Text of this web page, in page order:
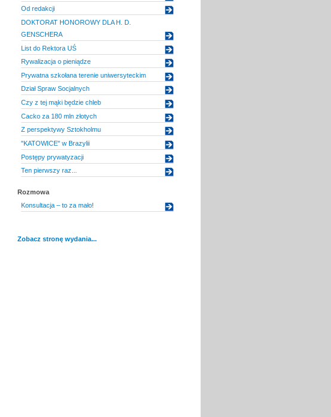
Od redakcji
DOKTORAT HONOROWY DLA H. D.
GENSCHERA
List do Rektora UŚ
Rywalizacja o pieniądze
Prywatna szkołana terenie uniwersyteckim
Dział Spraw Socjalnych
Czy z tej mąki będzie chleb
Cacko za 180 mln złotych
Z perspektywy Sztokholmu
"KATOWICE" w Brazylii
Postępy prywatyzacji
Ten pierwszy raz...
Rozmowa
Konsultacja – to za mało!
Zobacz stronę wydania...